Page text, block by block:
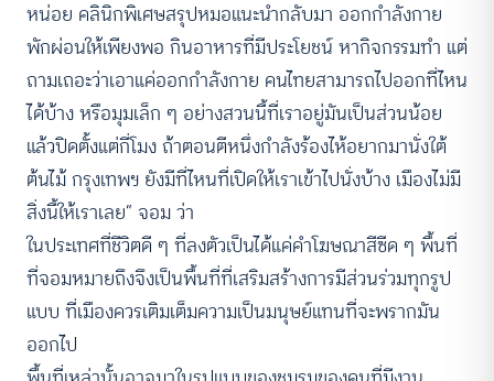
หน่อย คลินิกพิเศษสรุปหมอแนะนำกลับมา ออกกำลังกาย
พักผ่อนให้เพียงพอ กินอาหารที่มีประโยชน์ หากิจกรรมทำ แต่
ถามเถอะว่าเอาแค่ออกกำลังกาย คนไทยสามารถไปออกที่ไหน
ได้บ้าง หรือมุมเล็ก ๆ อย่างสวนนี้ที่เราอยู่มันเป็นส่วนน้อย
แล้วปิดตั้งแต่กี่โมง ถ้าตอนตีหนึ่งกำลังร้องไห้อยากมานั่งใต้
ต้นไม้ กรุงเทพฯ ยังมีที่ไหนที่เปิดให้เราเข้าไปนั่งบ้าง เมืองไม่มี
สิ่งนี้ให้เราเลย” จอม ว่า
ในประเทศที่ชีวิตดี ๆ ที่ลงตัวเป็นได้แค่คำโฆษณาสีซีด ๆ พื้นที่
ที่จอมหมายถึงจึงเป็นพื้นที่ที่เสริมสร้างการมีส่วนร่วมทุกรูป
แบบ ที่เมืองควรเติมเต็มความเป็นมนุษย์แทนที่จะพรากมัน
ออกไป